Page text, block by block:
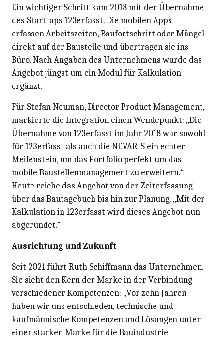
Ein wichtiger Schritt kam 2018 mit der Übernahme
des Start-ups 123erfasst. Die mobilen Apps
erfassen Arbeitszeiten, Baufortschritt oder Mängel
direkt auf der Baustelle und übertragen sie ins
Büro. Nach Angaben des Unternehmens wurde das
Angebot jüngst um ein Modul für Kalkulation
ergänzt.
Für Stefan Neuman, Director Product Management,
markierte die Integration einen Wendepunkt: „Die
Übernahme von 123erfasst im Jahr 2018 war sowohl
für 123erfasst als auch die NEVARIS ein echter
Meilenstein, um das Portfolio perfekt um das
mobile Baustellenmanagement zu erweitern.“
Heute reiche das Angebot von der Zeiterfassung
über das Bautagebuch bis hin zur Planung. „Mit der
Kalkulation in 123erfasst wird dieses Angebot nun
abgerundet.“
Ausrichtung und Zukunft
Seit 2021 führt Ruth Schiffmann das Unternehmen.
Sie sieht den Kern der Marke in der Verbindung
verschiedener Kompetenzen: „Vor zehn Jahren
haben wir uns entschieden, technische und
kaufmännische Kompetenzen und Lösungen unter
einer starken Marke für die Bauindustrie